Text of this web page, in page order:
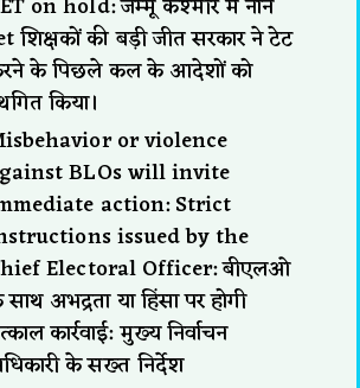
शिक्षकों की बड़ी जीत सरकार ने टेट
के पिछले कल के आदेशों को
किया।
or violence
BLOs will invite
action: Strict
issued by the
Electoral Officer: बीएलओ
अभद्रता या हिंसा पर होगी
कार्रवाई: मुख्य निर्वाचन
के सख्त निर्देश